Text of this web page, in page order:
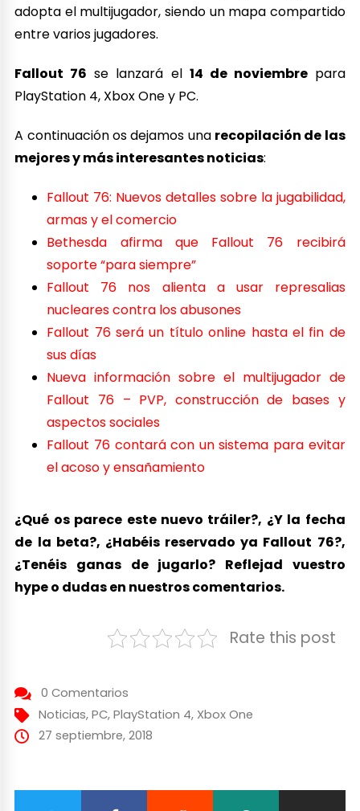
adopta el multijugador, siendo un mapa compartido
entre varios jugadores.
Fallout 76 se lanzará el 14 de noviembrepara
PlayStation 4, Xbox One y PC.
A continuación os dejamos una recopilación de las
mejores y más interesantes noticias:
Fallout 76: Nuevos detalles sobre la jugabilidad,
armas y el comercio
Bethesda afirma que Fallout 76 recibirá
soporte “para siempre”
Fallout 76 nos alienta a usar represalias
nucleares contra los abusones
Fallout 76 será un título online hasta el fin de
sus días
Nueva información sobre el multijugador de
Fallout 76 – PVP, construcción de bases y
aspectos sociales
Fallout 76 contará con un sistema para evitar
el acoso y ensañamiento
¿Qué os parece este nuevo tráiler?, ¿Y la fecha
de la beta?, ¿Habéis reservado ya Fallout 76?,
¿Tenéis ganas de jugarlo? Reflejad vuestro
hype o dudas en nuestros comentarios.
Rate this post
0 Comentarios
Noticias, PC, PlayStation 4, Xbox One
27 septiembre, 2018